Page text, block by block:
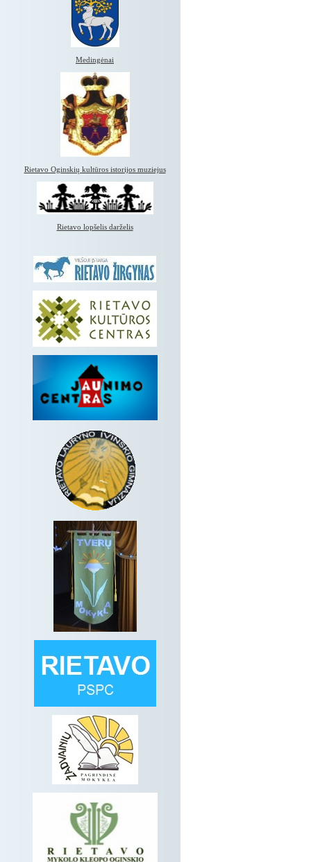
Medingėnai
Rietavo Oginskių kultūros istorijos muziejus
Rietavo lopšelis darželis